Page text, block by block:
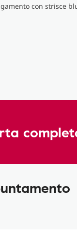
con strisce